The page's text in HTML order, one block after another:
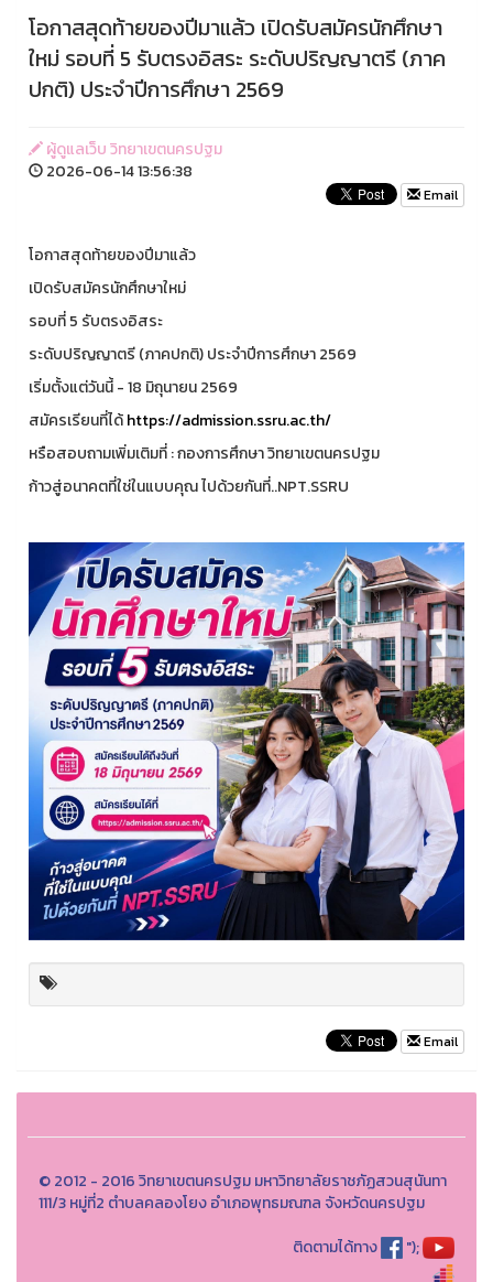
โอกาสสุดท้ายของปีมาแล้ว เปิดรับสมัครนักศึกษา
ใหม่ รอบที่ 5 รับตรงอิสระ ระดับปริญญาตรี (ภาค
ปกติ) ประจำปีการศึกษา 2569
ผู้ดูแลเว็บ วิทยาเขตนครปฐม
2026-06-14 13:56:38
Email
โอกาสสุดท้ายของปีมาแล้ว
เปิดรับสมัครนักศึกษาใหม่
รอบที่ 5 รับตรงอิสระ
ระดับปริญญาตรี (ภาคปกติ) ประจำปีการศึกษา 2569
เริ่มตั้งแต่วันนี้ - 18 มิถุนายน 2569
สมัครเรียนที่ได้https://admission.ssru.ac.th/
หรือสอบถามเพิ่มเติมที่ : กองการศึกษา วิทยาเขตนครปฐม
ก้าวสู่อนาคตที่ใช่ในแบบคุณ ไปด้วยกันที่..NPT.SSRU
Email
© 2012 - 2016 วิทยาเขตนครปฐม มหาวิทยาลัยราชภัฏสวนสุนันทา
111/3 หมู่ที่2 ตำบลคลองโยง อำเภอพุทธมณฑล จังหวัดนครปฐม
ติดตามได้ทาง
");